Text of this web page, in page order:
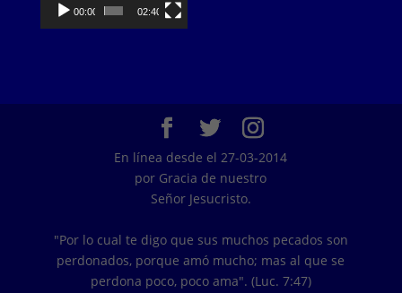
00:00 02:40
En línea desde el 27-03-2014
por Gracia de nuestro
Señor Jesucristo.
"Por lo cual te digo que sus muchos pecados son
perdonados, porque amó mucho; mas al que se
perdona poco, poco ama". (Luc. 7:47)